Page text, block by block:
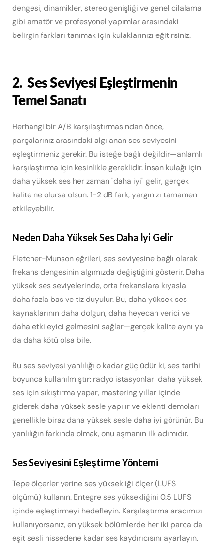
dengesi, dinamikler, stereo genişliği ve genel cilalama
gibi amatör ve profesyonel yapımlar arasındaki
belirgin farkları tanımak için kulaklarınızı eğitirsiniz.
2. Ses Seviyesi Eşleştirmenin
Temel Sanatı
Herhangi bir A/B karşılaştırmasından önce,
parçalarınız arasındaki algılanan ses seviyesini
eşleştirmeniz gerekir. Bu isteğe bağlı değildir—anlamlı
karşılaştırma için kesinlikle gereklidir. İnsan kulağı için
daha yüksek ses her zaman "daha iyi" gelir, gerçek
kalite ne olursa olsun. 1-2 dB fark, yargınızı tamamen
etkileyebilir.
Neden Daha Yüksek Ses Daha İyi Gelir
Fletcher-Munson eğrileri, ses seviyesine bağlı olarak
frekans dengesinin algımızda değiştiğini gösterir. Daha
yüksek ses seviyelerinde, orta frekanslara kıyasla
daha fazla bas ve tiz duyulur. Bu, daha yüksek ses
kaynaklarının daha dolgun, daha heyecan verici ve
daha etkileyici gelmesini sağlar—gerçek kalite aynı ya
da daha kötü olsa bile.
Bu ses seviyesi yanlılığı o kadar güçlüdür ki, ses tarihi
boyunca kullanılmıştır: radyo istasyonları daha yüksek
ses için sıkıştırma yapar, mastering yıllar içinde
giderek daha yüksek sesle yapılır ve eklenti demoları
genellikle biraz daha yüksek sesle daha iyi görünür. Bu
yanlılığın farkında olmak, onu aşmanın ilk adımıdır.
Ses Seviyesini Eşleştirme Yöntemi
Tepe ölçerler yerine ses yüksekliği ölçer (LUFS
ölçümü) kullanın. Entegre ses yüksekliğini 0.5 LUFS
içinde eşleştirmeyi hedefleyin. Karşılaştırma aracımızı
kullanıyorsanız, en yüksek bölümlerde her iki parça da
eşit sesli hissedene kadar ses kaydırıcısını ayarlayın.